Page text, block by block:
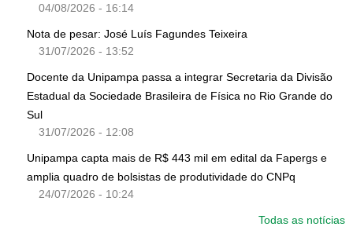
04/08/2026 - 16:14
Nota de pesar: José Luís Fagundes Teixeira
31/07/2026 - 13:52
Docente da Unipampa passa a integrar Secretaria da Divisão
Estadual da Sociedade Brasileira de Física no Rio Grande do
Sul
31/07/2026 - 12:08
Unipampa capta mais de R$ 443 mil em edital da Fapergs e
amplia quadro de bolsistas de produtividade do CNPq
24/07/2026 - 10:24
Todas as notícias